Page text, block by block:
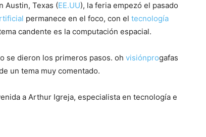
Austin, Texas (EE.UU), la feria empezó el pasado
permanece en el foco, con el tecnología
candente es la computación espacial.
se dieron los primeros pasos. oh visiónprogafas
un tema muy comentado.
a Arthur Igreja, especialista en tecnología e